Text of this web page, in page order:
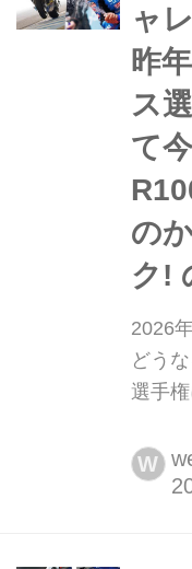
ャ
昨
ス
て
の
ク!
2026
どう
選手
【ス
ス】
W